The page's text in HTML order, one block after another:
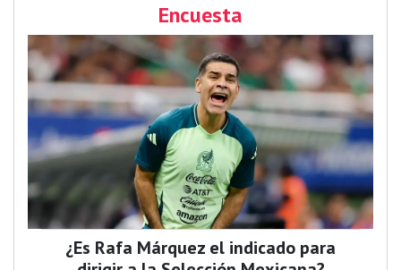
Encuesta
¿Es Rafa Márquez el indicado para